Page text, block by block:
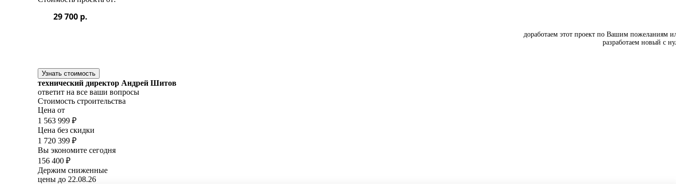
29 700 р.
доработаем этот проект по Вашим пожеланиям
разработаем новый с
Узнать стоимость
технический директор Андрей Шитов
ответит на все ваши вопросы
Стоимость строительства
Цена от
1 563 999 ₽
Цена без скидки
1 720 399 ₽
Вы экономите сегодня
156 400 ₽
Держим сниженные
цены до 22.08.26